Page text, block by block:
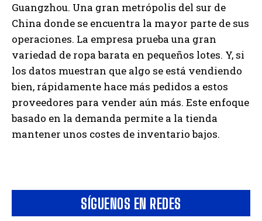
SÍGUENOS EN REDES
Guangzhou. Una gran metrópolis del sur de
China donde se encuentra la mayor parte de sus
operaciones. La empresa prueba una gran
variedad de ropa barata en pequeños lotes. Y, si
los datos muestran que algo se está vendiendo
bien, rápidamente hace más pedidos a estos
proveedores para vender aún más. Este enfoque
basado en la demanda permite a la tienda
mantener unos costes de inventario bajos.